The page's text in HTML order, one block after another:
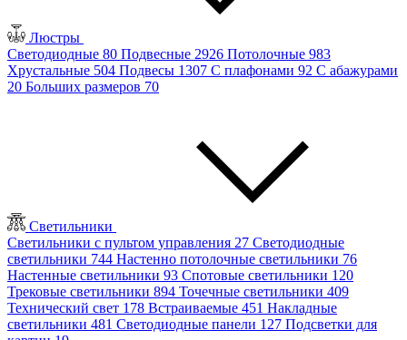
Люстры
Светодиодные 80 Подвесные 2926 Потолочные 983
Хрустальные 504 Подвесы 1307 С плафонами 92 С абажурами
20 Больших размеров 70
Светильники
Светильники с пультом управления 27 Светодиодные
светильники 744 Настенно потолочные светильники 76
Настенные светильники 93 Спотовые светильники 120
Трековые светильники 894 Точечные светильники 409
Технический свет 178 Встраиваемые 451 Накладные
светильники 481 Светодиодные панели 127 Подсветки для